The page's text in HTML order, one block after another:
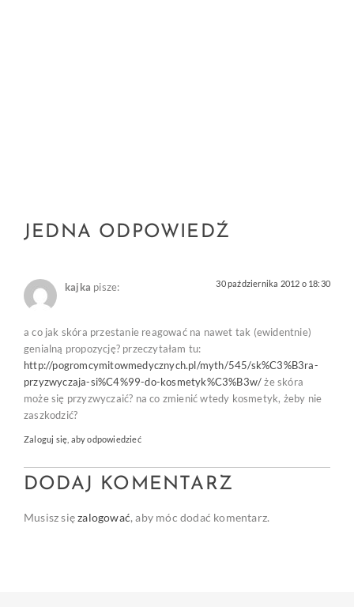
JEDNA ODPOWIEDŹ
kajka pisze: 30 października 2012 o 18:30
a co jak skóra przestanie reagować na nawet tak (ewidentnie)
genialną propozycję? przeczytałam tu:
http://pogromcymitowmedycznych.pl/myth/545/sk%C3%B3ra-
przyzwyczaja-si%C4%99-do-kosmetyk%C3%B3w/ że skóra
może się przyzwyczaić? na co zmienić wtedy kosmetyk, żeby nie
zaszkodzić?
Zaloguj się, aby odpowiedzieć
DODAJ KOMENTARZ
Musisz sięzalogować, aby móc dodać komentarz.